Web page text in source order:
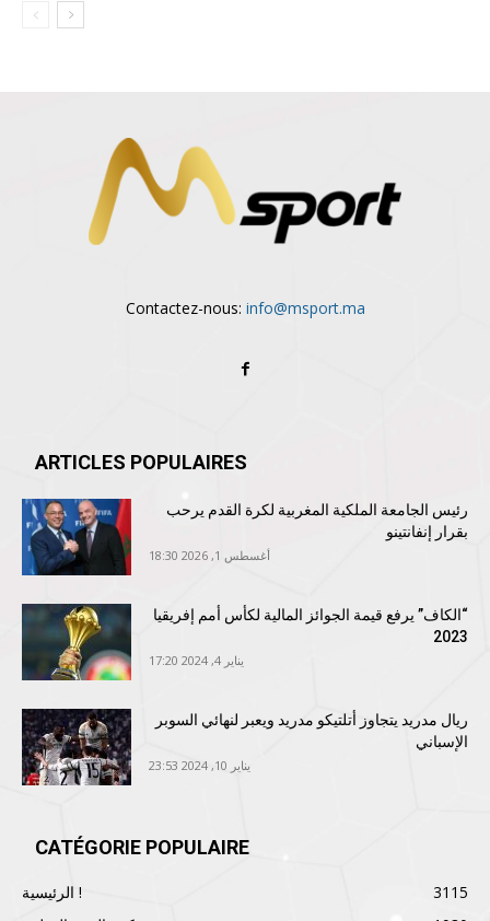
Contactez-nous: info@msport.ma
ARTICLES POPULAIRES
رئيس الجامعة الملكية المغربية لكرة القدم يرحب
بقرار إنفانتينو
أغسطس 1, 2026 18:30
“الكاف” يرفع قيمة الجوائز المالية لكأس أمم إفريقيا
2023
يناير 4, 2024 17:20
ريال مدريد يتجاوز أتلتيكو مدريد ويعبر لنهائي السوبر
الإسباني
يناير 10, 2024 23:53
CATÉGORIE POPULAIRE
الرئيسية !
3115